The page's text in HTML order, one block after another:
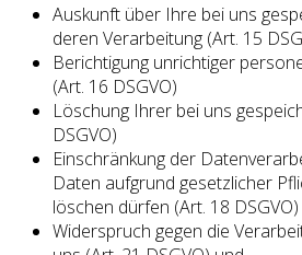
Auskunft über Ihre bei uns
deren Verarbeitung (Art. 15
Berichtigung unrichtiger
(Art. 16 DSGVO)
Löschung Ihrer bei uns
DSGVO)
Einschränkung der
Daten aufgrund gesetzlicher
löschen dürfen (Art. 18 DSGVO)
Widerspruch gegen die